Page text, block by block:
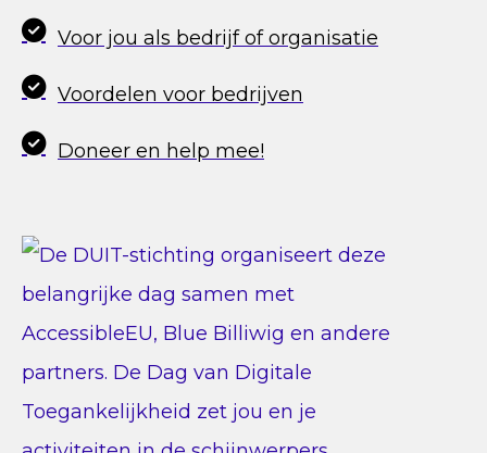
Voor jou als bedrijf of organisatie
Voordelen voor bedrijven
Doneer en help mee!